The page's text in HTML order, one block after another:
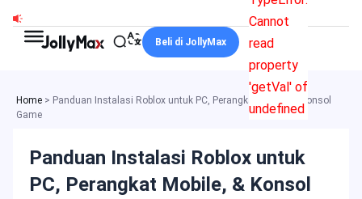
Cannot
read
property
'getVal' of
undefined
Beli di JollyMax
Home > Panduan Instalasi Roblox untuk PC, Perangkat Mobile, & Konsol
Game
Panduan Instalasi Roblox untuk
PC, Perangkat Mobile, & Konsol